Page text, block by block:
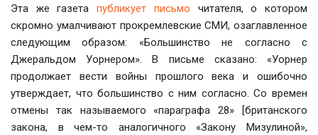
Эта же газетапубликует письмо читателя, о котором
скромно умалчивают прокремлевские СМИ, озаглавленное
следующим образом: «Большинство не согласно с
Джеральдом Уорнером». В письме сказано: «Уорнер
продолжает вести войны прошлого века и ошибочно
утверждает, что большинство с ним согласно. Со времен
отмены так называемого «параграфа 28» [британского
закона, в чем-то аналогичного «Закону Мизулиной»,